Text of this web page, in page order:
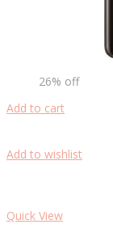
26% off
Add to cart
Add to wishlist
Quick View